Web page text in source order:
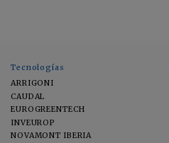
Tecnologías
ARRIGONI
CAUDAL
EUROGREENTECH
INVEUROP
NOVAMONT IBERIA